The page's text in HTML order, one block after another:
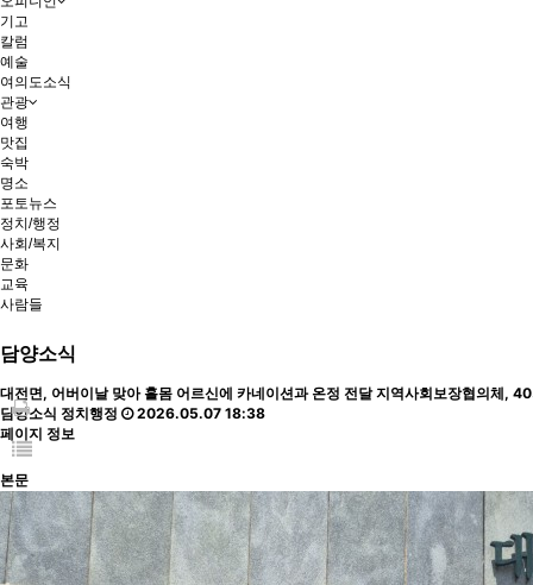
기고
칼럼
예술
여의도소식
관광
여행
맛집
숙박
명소
포토뉴스
정치/행정
사회/복지
문화
교육
사람들
담양소식
대전면, 어버이날 맞아 홀몸 어르신에 카네이션과 온정 전달 지역사회보장협의체,
담양소식 정치행정
2026.05.07 18:38
페이지 정보
본문